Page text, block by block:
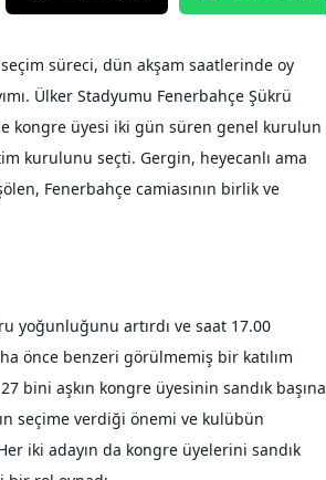
süreci, dün akşam saatlerinde oy
Ülker Stadyumu Fenerbahçe Şükrü
kongre üyesi iki gün süren genel kurulun
kurulunu seçti. Gergin, heyecanlı ama
Fenerbahçe camiasının birlik ve
yoğunluğunu artırdı ve saat 17.00
önce benzeri görülmemiş bir katılım
bini aşkın kongre üyesinin sandık başına
seçime verdiği önemi ve kulübün
iki adayın da kongre üyelerini sandık